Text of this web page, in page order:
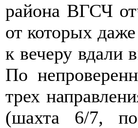
района ВГСЧ
от которых
к вечеру вдали
По
трех
(шахта 6/7,